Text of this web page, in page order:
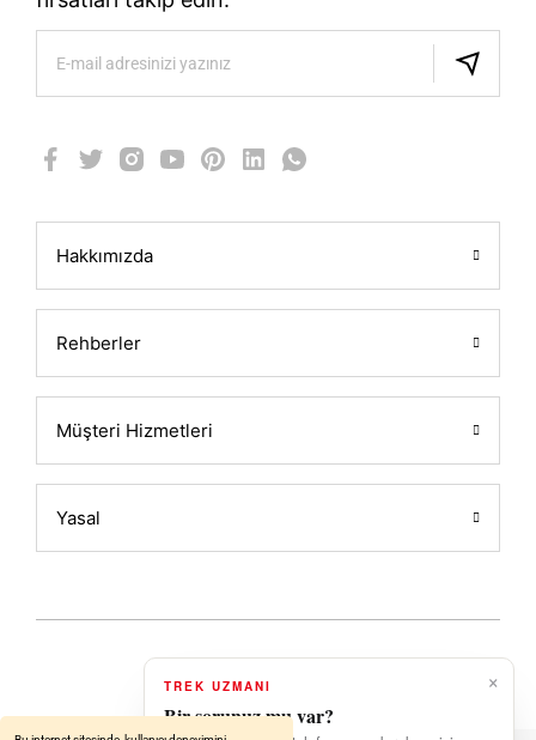
Hakkımızda
Rehberler
Müşteri Hizmetleri
Yasal
2026 Powered by ALATIN ×
TREK UZMANI
Bir sorunuz mu var?